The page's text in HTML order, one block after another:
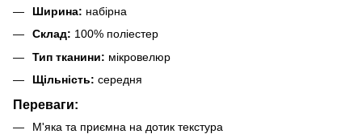
Ширина: набірна
Склад: 100% поліестер
Тип тканини: мікровелюр
Щільність: середня
Переваги:
М'яка та приємна на дотик текстура